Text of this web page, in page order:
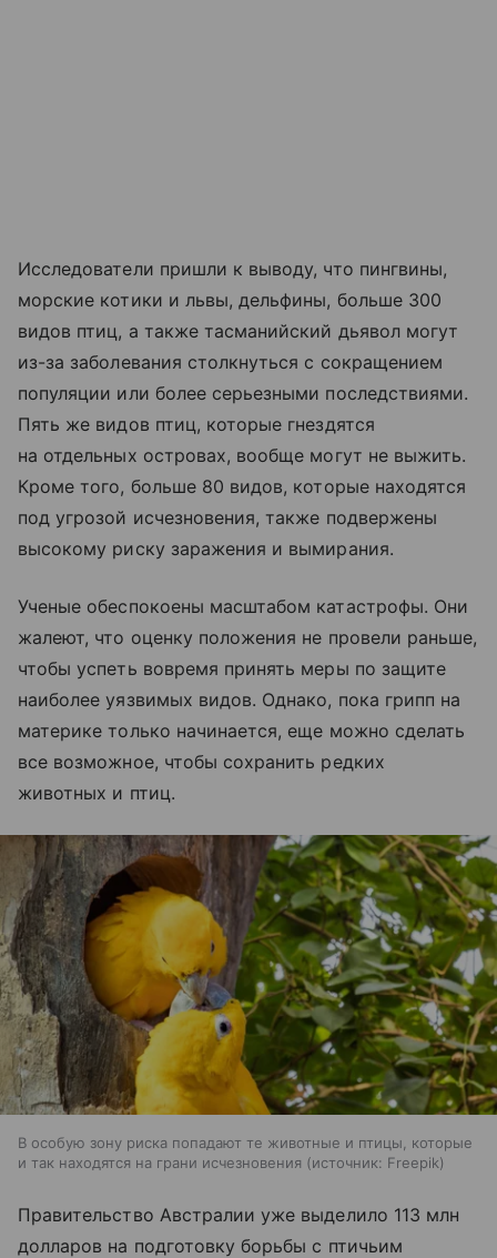
Исследователи пришли к выводу, что пингвины,
морские котики и львы, дельфины, больше 300
видов птиц, а также тасманийский дьявол могут
из-за заболевания столкнуться с сокращением
популяции или более серьезными последствиями.
Пять же видов птиц, которые гнездятся
на отдельных островах, вообще могут не выжить.
Кроме того, больше 80 видов, которые находятся
под угрозой исчезновения, также подвержены
высокому риску заражения и вымирания.
Ученые обеспокоены масштабом катастрофы. Они
жалеют, что оценку положения не провели раньше,
чтобы успеть вовремя принять меры по защите
наиболее уязвимых видов. Однако, пока грипп на
материке только начинается, еще можно сделать
все возможное, чтобы сохранить редких
животных и птиц.
В особую зону риска попадают те животные и птицы, которые
и так находятся на грани исчезновения
источник: Freepik
Правительство Австралии уже выделило 113 млн
долларов на подготовку борьбы с птичьим